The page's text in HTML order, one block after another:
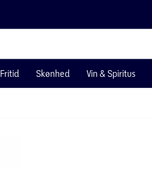
Fritid Skønhed Vin & Spiritus